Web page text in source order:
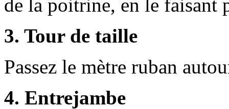
de la poitrine, en le faisant
3. Tour de taille
Passez le mètre ruban
4. Entrejambe